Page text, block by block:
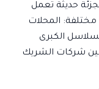
حديثة تعمل
مختلفة: المحلات
الكبرى
شركات الشريك